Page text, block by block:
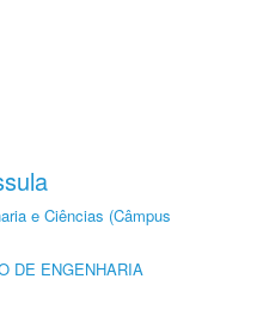
e Ciências (Câmpus
DE ENGENHARIA